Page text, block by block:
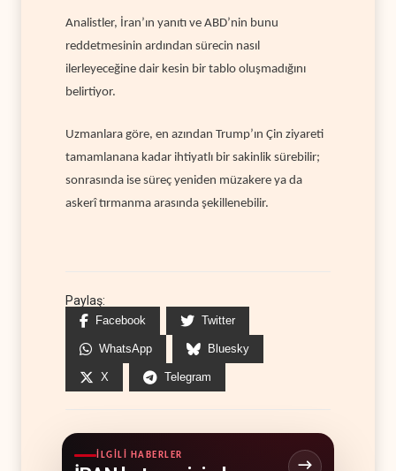
Analistler, İran’ın yanıtı ve ABD’nin bunu
reddetmesinin ardından sürecin nasıl
ilerleyeceğine dair kesin bir tablo oluşmadığını
belirtiyor.
Uzmanlara göre, en azından Trump’ın Çin ziyareti
tamamlanana kadar ihtiyatlı bir sakinlik sürebilir;
sonrasında ise süreç yeniden müzakere ya da
askerî tırmanma arasında şekillenebilir.
Paylaş:
Facebook Twitter
WhatsApp Bluesky
X Telegram
İLGILI HABERLER